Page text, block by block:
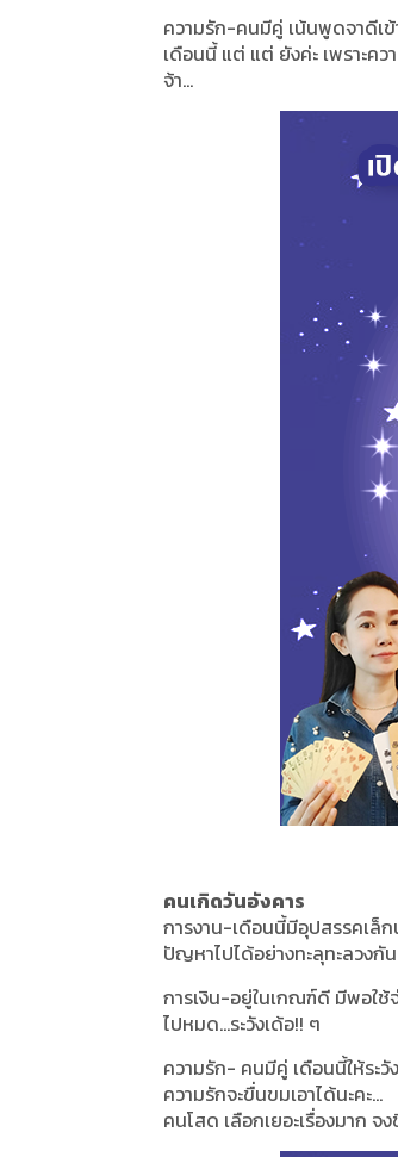
ความรัก-คนมีคู่ เน้นพูดจาดีเข้
เดือนนี้ แต่ แต่ ยังค่ะ เพราะค
จ้า...
คนเกิดวันอังคาร
การงาน-เดือนนี้มีอุปสรรคเล็
ปัญหาไปได้อย่างทะลุทะลวงกั
การเงิน-อยู่ในเกณฑ์ดี มีพอใช้
ไปหมด...ระวังเด้อ!! ๆ
ความรัก- คนมีคู่ เดือนนี้ให้ระ
ความรักจะขื่นขมเอาได้นะคะ...
คนโสด เลือกเยอะเรื่องมาก จ